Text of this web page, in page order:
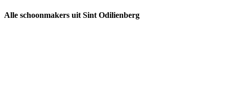
Alle schoonmakers uit Sint Odilienberg